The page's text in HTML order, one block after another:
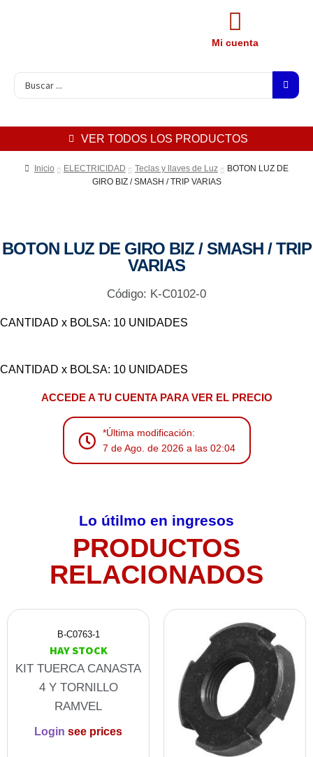
Mi cuenta
VER TODOS LOS PRODUCTOS
Inicio ELECTRICIDAD Teclas y llaves de Luz
BOTON LUZ DE
GIRO BIZ / SMASH / TRIP VARIAS
BOTON LUZ DE GIRO BIZ / SMASH / TRIP
VARIAS
Código: K-C0102-0
CANTIDAD x BOLSA: 10 UNIDADES
CANTIDAD x BOLSA: 10 UNIDADES
ACCEDE A TU CUENTA PARA VER EL PRECIO
*Última modificación:
7 de Ago. de 2026 a las 02:04
Lo útilmo en ingresos
PRODUCTOS
RELACIONADOS
B-C0763-1
HAY STOCK
KIT TUERCA CANASTA
4 Y TORNILLO
RAMVEL
Login see prices